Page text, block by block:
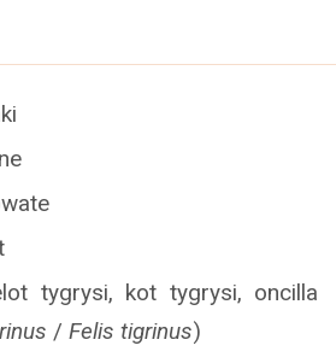
tygrysi, kot tygrysi, oncilla
/ Felis tigrinus)